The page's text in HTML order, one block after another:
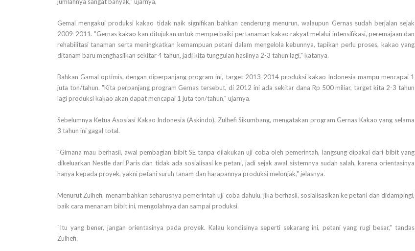
Gemal mengakui produksi kakao tidak naik signifikan bahkan cenderung menurun, walaupun Gernas sudah berjalan sejak
2009-2011. "Gernas kakao kan ditujukan untuk memperbaiki pertanaman kakao rakyat melalui intensifikasi, peremajaan dan
rehabilitasi tanaman serta meningkatkan kemampuan petani dalam mengelola kebunnya, tapikan perlu proses, kakao yang
ditanam baru menghasilkan sekitar 4 tahun, jadi kita tunggulan hasilnya 2-3 tahun lagi," katanya.
Bahkan Gamal optimis, dengan diperpanjang program ini, target 2013-2014 produksi kakao Indonesia mampu mencapai 1
juta ton/tahun. "Kita perpanjang program Gernas tersebut, di 2012 ini ada sekitar dana Rp 500 miliar, target kita 2-3 tahun
lagi produksi kakao akan dapat mencapai 1 juta ton/tahun," ujarnya.
Sebelumnya Ketua Asosiasi Kakao Indonesia (Askindo), Zulhefi Sikumbang, mengatakan program Gernas Kakao yang selama
3 tahun ini gagal total.
"Gimana mau berhasil, awal pembagian bibit SE tanpa dilakukan uji coba oleh pemerintah, langsung dipakai dari bibit yang
dikeluarkan Nestle dari Paris dan tidak ada sosialisasi ke petani, jadi sejak awal sistemnya sudah salah, karena orientasinya
hanya kepada proyek, yakni petani suruh tanam dan harapannya produksi melonjak," jelasnya.
Menurut Zulhefi, menambahkan seharusnya pemerintah uji coba dahulu, jika berhasil, sosialisasikan ke petani dan didampingi,
baik cara menanam bibit ini, mengolahnya dan sampai produksi.
"Itu yang bener, jangan orientasinya pada proyek. Kalau kondisinya seperti sekarang ini, petani yang rugi besar," tandas
Zulhefi.